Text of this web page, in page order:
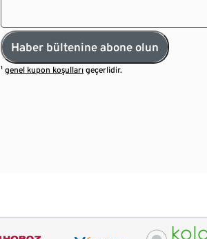
Haber bültenine abone olun
¹genel kupon koşulları geçerlidir.